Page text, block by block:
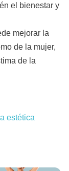
el bienestar y
mejorar la
de la mujer,
de la
estética